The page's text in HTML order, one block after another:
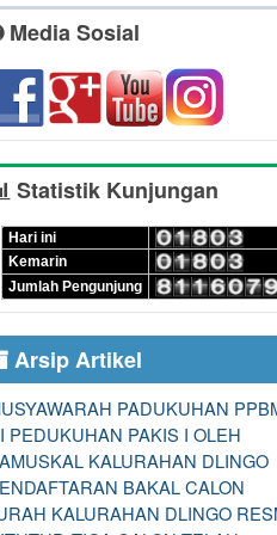
Media Sosial
Statistik Kunjungan
Hari ini
Kemarin
Jumlah Pengunjung
Arsip Artikel
PADUKUHAN
PEDUKUHAN PAKIS I OLEH
KALURAHAN DLINGO
BAKAL CALON
KALURAHAN DLINGO